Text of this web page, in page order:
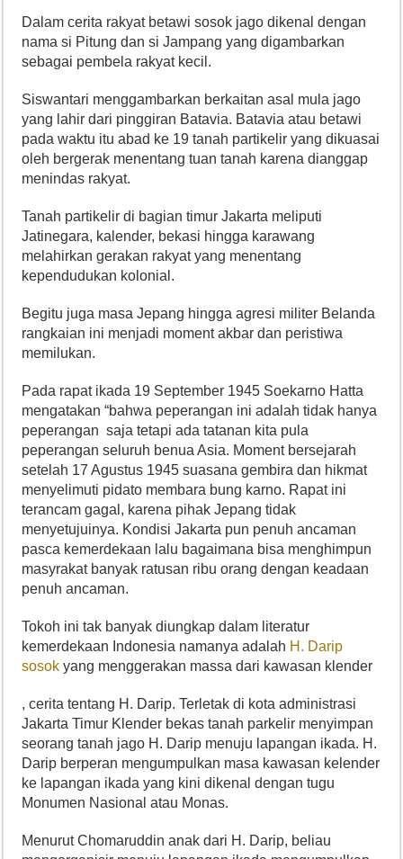
Dalam cerita rakyat betawi sosok jago dikenal dengan
nama si Pitung dan si Jampang yang digambarkan
sebagai pembela rakyat kecil.
Siswantari menggambarkan berkaitan asal mula jago
yang lahir dari pinggiran Batavia. Batavia atau betawi
pada waktu itu abad ke 19 tanah partikelir yang dikuasai
oleh bergerak menentang tuan tanah karena dianggap
menindas rakyat.
Tanah partikelir di bagian timur Jakarta meliputi
Jatinegara, kalender, bekasi hingga karawang
melahirkan gerakan rakyat yang menentang
kependudukan kolonial.
Begitu juga masa Jepang hingga agresi militer Belanda
rangkaian ini menjadi moment akbar dan peristiwa
memilukan.
Pada rapat ikada 19 September 1945 Soekarno Hatta
mengatakan “bahwa peperangan ini adalah tidak hanya
peperangan saja tetapi ada tatanan kita pula
peperangan seluruh benua Asia. Moment bersejarah
setelah 17 Agustus 1945 suasana gembira dan hikmat
menyelimuti pidato membara bung karno. Rapat ini
terancam gagal, karena pihak Jepang tidak
menyetujuinya. Kondisi Jakarta pun penuh ancaman
pasca kemerdekaan lalu bagaimana bisa menghimpun
masyrakat banyak ratusan ribu orang dengan keadaan
penuh ancaman.
Tokoh ini tak banyak diungkap dalam literatur
kemerdekaan Indonesia namanya adalah H. Darip
sosok yang menggerakan massa dari kawasan klender
, cerita tentang H. Darip. Terletak di kota administrasi
Jakarta Timur Klender bekas tanah parkelir menyimpan
seorang tanah jago H. Darip menuju lapangan ikada. H.
Darip berperan mengumpulkan masa kawasan kelender
ke lapangan ikada yang kini dikenal dengan tugu
Monumen Nasional atau Monas.
Menurut Chomaruddin anak dari H. Darip, beliau